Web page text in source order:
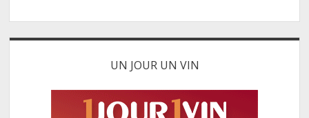
UN JOUR UN VIN